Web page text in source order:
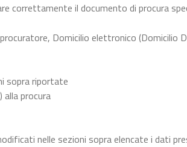
correttamente il documento di procura
Domicilio elettronico (Domicilio
sopra riportate
procura
nelle sezioni sopra elencate i dati